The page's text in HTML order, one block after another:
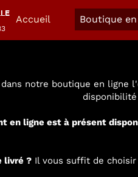
Accueil Boutique
notre boutique en ligne
en ligne est à présent
livré ? Il vous suffit de